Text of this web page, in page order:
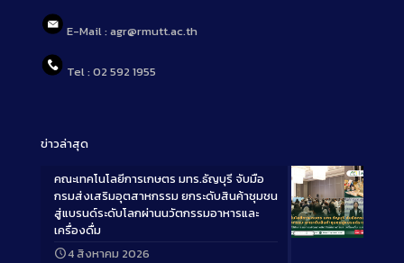
E-Mail : agr@rmutt.ac.th
Tel : 02 592 1955
ข่าวล่าสุด
Long
คณะเทคโนโลยีการเกษตร มทร.ธัญบุรี จับมือ
กรมส่งเสริมอุตสาหกรรม ยกระดับสินค้าชุมชน
สู่แบรนด์ระดับโลกผ่านนวัตกรรมอาหารและ
เครื่องดื่ม
4 สิงหาคม 2026